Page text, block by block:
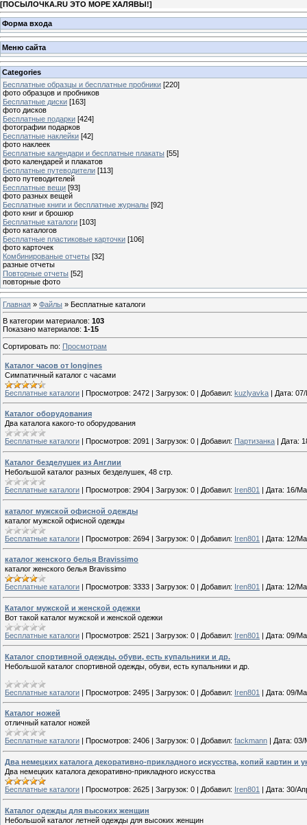
[ПОСЫЛОЧКА.RU ЭТО МОРЕ ХАЛЯВЫ!]
Форма входа
Меню сайта
Categories
Бесплатные образцы и бесплатные пробники [220]
фото образцов и пробников
Бесплатные диски [163]
фото дисков
Бесплатные подарки [424]
фотографии подарков
Бесплатные наклейки [42]
фото наклеек
Бесплатные календари и бесплатные плакаты [55]
фото календарей и плакатов
Бесплатные путеводители [113]
фото путеводителей
Бесплатные вещи [93]
фото разных вещей
Бесплатные книги и бесплатные журналы [92]
фото книг и брошюр
Бесплатные каталоги [103]
фото каталогов
Бесплатные пластиковые карточки [106]
фото карточек
Комбинированые отчеты [32]
разные отчеты
Повторные отчеты [52]
повторные фото
Главная » Файлы » Бесплатные каталоги
В категории материалов: 103
Показано материалов: 1-15
Сортировать по: Просмотрам
Каталог часов от longines
Симпатичный каталог с часами
Бесплатные каталоги | Просмотров: 2472 | Загрузок: 0 | Добавил: kuzlyavka | Дата:
Каталог оборудования
Два каталога какого-то оборудования
Бесплатные каталоги Просмотров: 2091 Загрузок: 0 Добавил: Партизанка Дата:
Каталог безделушек из Англии
Небольшой каталог разных безделушек, 48 стр.
Бесплатные каталоги | Просмотров: 2904 | Загрузок: 0 | Добавил: Iren801 | Дата: 16/
каталог мужской офисной одежды
каталог мужской офисной одежды
Бесплатные каталоги | Просмотров: 2694 | Загрузок: 0 | Добавил: Iren801 | Дата: 12/
каталог женского белья Bravissimo
каталог женского белья Bravissimo
Бесплатные каталоги Просмотров: 3333 Загрузок: 0 Добавил: Iren801 Дата: 12/
Каталог мужской и женской одежки
Вот такой каталог мужской и женской одежки
Бесплатные каталоги | Просмотров: 2521 | Загрузок: 0 | Добавил: Iren801 | Дата: 09/
Каталог спортивной одежды, обуви, есть купальники и др.
Небольшой каталог спортивной одежды, обуви, есть купальники и др.
Бесплатные каталоги | Просмотров: 2495 | Загрузок: 0 | Добавил: Iren801 | Дата: 09/
Каталог ножей
отличный каталог ножей
Бесплатные каталоги | Просмотров: 2406 | Загрузок: 0 | Добавил: fackmann | Дата: 03/
Два немецких каталога декоративно-прикладного искусства, копий картин и
Два немецких каталога декоративно-прикладного искусства
Бесплатные каталоги | Просмотров: 2625 | Загрузок: 0 | Добавил: Iren801 | Дата: 30/
Каталог одежды для высоких женщин
Небольшой каталог летней одежды для высоких женщин